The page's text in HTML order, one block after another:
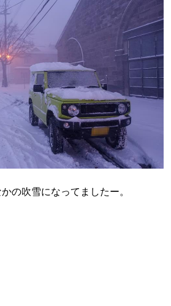
の吹雪になってましたー。